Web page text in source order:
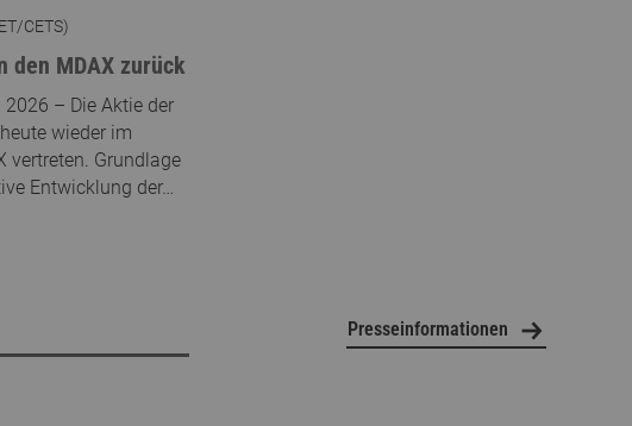
CETS)
den MDAX zurück
– Die Aktie der
wieder im
vertreten. Grundlage
Entwicklung der…
Presseinformationen